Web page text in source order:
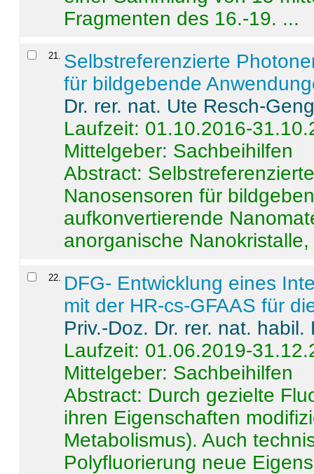
Fragmenten des 16.-19. ...
21
Selbstreferenzierte
für bildgebende
Dr. rer. nat. Ute Resch-
Laufzeit: 01.10.2016-
Mittelgeber: Sachbeihilfen
Abstract:
Nanosensoren für
aufkonvertierende
anorganische
22
DFG- Entwicklung eines
mit der HR-cs-GFAAS für
Priv.-Doz. Dr. rer. nat.
Laufzeit: 01.06.2019-
Mittelgeber: Sachbeihilfen
Abstract: Durch gezielte
ihren Eigenschaften
Metabolismus). Auch
Polyfluorierung neue